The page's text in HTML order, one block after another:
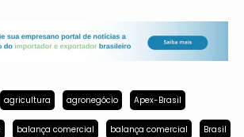
agricultura agronegócio Apex-Brasil
balança comercial balança comercial Brasil